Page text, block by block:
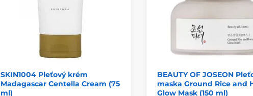
SKIN1004 Pleťový krém
Madagascar Centella Cream (75
ml)
BEAUTY OF JOSEON
maska Ground Rice and
Glow Mask (150 ml)